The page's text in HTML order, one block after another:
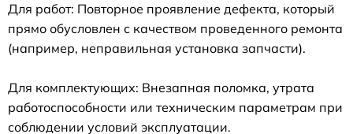
Для работ: Повторное проявление дефекта, который
прямо обусловлен с качеством проведенного ремонта
(например, неправильная установка запчасти).
Для комплектующих: Внезапная поломка, утрата
работоспособности или техническим параметрам при
соблюдении условий эксплуатации.